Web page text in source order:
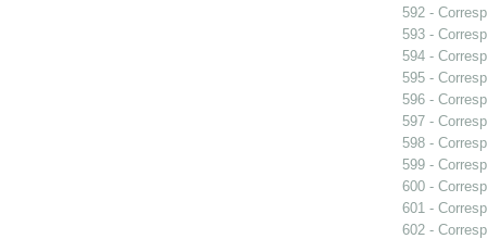
592 -
593 -
594 -
595 -
596 -
597 -
598 -
599 -
600 -
601 -
602 -